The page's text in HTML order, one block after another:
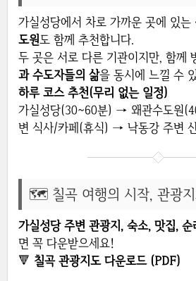
가실성당에서 차로 가까운 곳에 있는
도원도 함께 추천합니다.
두 곳은 서로 다른 기관이지만, 함께
과 수도자들의 삶을 동시에 느낄 수
하루 코스 추천(무리 없는 일정)
가실성당(30~60분) → 왜관수도원
변 식사/카페(휴식) → 낙동강 주변
🗺 칠곡 여행의 시작, 관광
가실성당 주변 관광지, 숙소, 맛집, 순
면 꼭 다운받으세요!
🔻 칠곡 관광지도 다운로드 (PDF)